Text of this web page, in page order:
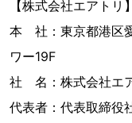
【株式会社エアトリ】
本 社：東京都港区
ワー19F
社 名：株式会社エ
代表者：代表取締